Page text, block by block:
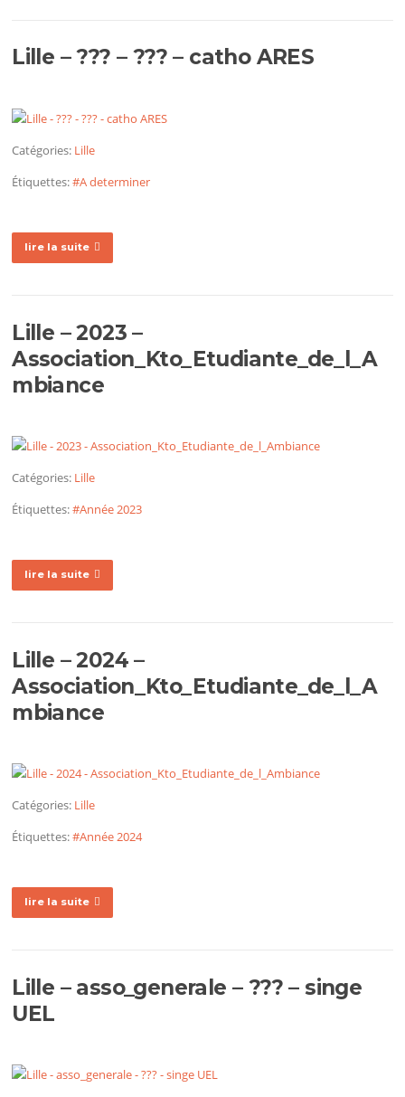
Lille – ??? – ??? – catho ARES
Catégories: Lille
Étiquettes:#A determiner
lire la suite
Lille – 2023 –
Association_Kto_Etudiante_de_l_A
mbiance
Catégories: Lille
Étiquettes:#Année 2023
lire la suite
Lille – 2024 –
Association_Kto_Etudiante_de_l_A
mbiance
Catégories: Lille
Étiquettes:#Année 2024
lire la suite
Lille – asso_generale – ??? – singe
UEL